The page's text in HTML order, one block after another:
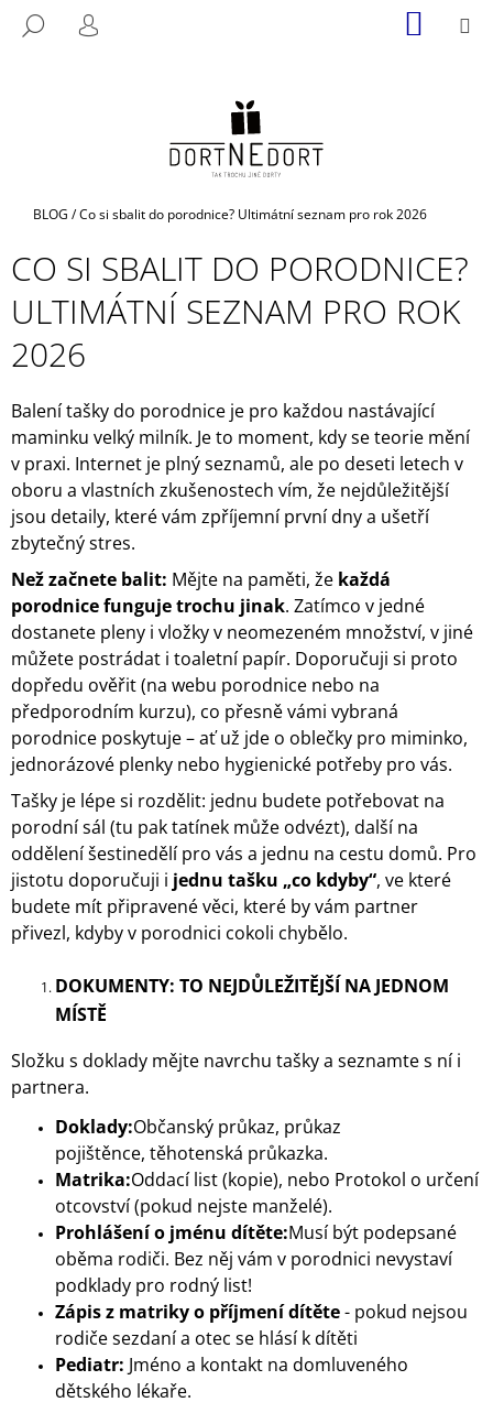
HLEDAT
PŘIHLÁŠENÍ KOŠÍK
Domů
BLOG /Co si sbalit do porodnice? Ultimátní seznam pro rok 2026
CO SI SBALIT DO PORODNICE?
ULTIMÁTNÍ SEZNAM PRO ROK
2026
Balení tašky do porodnice je pro každou nastávající
maminku velký milník. Je to moment, kdy se teorie mění
v praxi. Internet je plný seznamů, ale po deseti letech v
oboru a vlastních zkušenostech vím, že nejdůležitější
jsou detaily, které vám zpříjemní první dny a ušetří
zbytečný stres.
Než začnete balit: Mějte na paměti, že každá
porodnice funguje trochu jinak. Zatímco v jedné
dostanete pleny i vložky v neomezeném množství, v jiné
můžete postrádat i toaletní papír. Doporučuji si proto
dopředu ověřit (na webu porodnice nebo na
předporodním kurzu), co přesně vámi vybraná
porodnice poskytuje – ať už jde o oblečky pro miminko,
jednorázové plenky nebo hygienické potřeby pro vás.
Tašky je lépe si rozdělit: jednu budete potřebovat na
porodní sál (tu pak tatínek může odvézt), další na
oddělení šestinedělí pro vás a jednu na cestu domů. Pro
jistotu doporučuji i jednu tašku „co kdyby“, ve které
budete mít připravené věci, které by vám partner
přivezl, kdyby v porodnici cokoli chybělo.
DOKUMENTY: TO NEJDŮLEŽITĚJŠÍ NA JEDNOM
MÍSTĚ
Složku s doklady mějte navrchu tašky a seznamte s ní i
partnera.
Doklady:Občanský průkaz, průkaz
pojištěnce, těhotenská průkazka.
Matrika:Oddací list (kopie), nebo Protokol o určení
otcovství (pokud nejste manželé).
Prohlášení o jménu dítěte:Musí být podepsané
oběma rodiči. Bez něj vám v porodnici nevystaví
podklady pro rodný list!
Zápis z matriky o příjmení dítěte- pokud nejsou
rodiče sezdaní a otec se hlásí k dítěti
Pediatr: Jméno a kontakt na domluveného
dětského lékaře.
O
Ř
E
B
U
J
E
T
E
N
A
J
Í
T
?
HLEDAT
D
O
P
O
R
U
M
E
JEDNOPATROVÝ
RUČNÍKOVÝ
DORT
GOURMET
PIVEM